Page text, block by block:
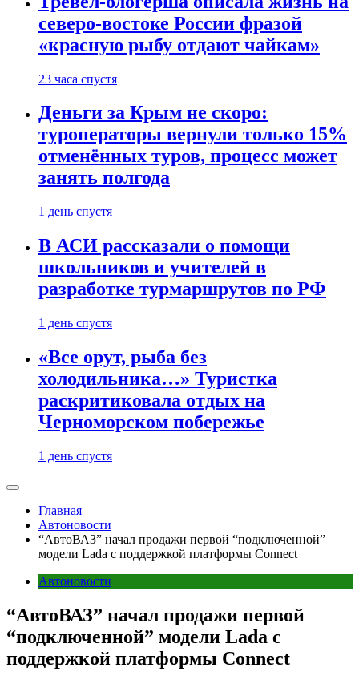
северо-востоке России фразой
«красную рыбу отдают чайкам»
23 часа спустя
Деньги за Крым не скоро:
туроператоры вернули только 15%
отменённых туров, процесс может
занять полгода
1 день спустя
В АСИ рассказали о помощи
школьников и учителей в
разработке турмаршрутов по РФ
1 день спустя
«Все орут, рыба без
холодильника…» Туристка
раскритиковала отдых на
Черноморском побережье
1 день спустя
Главная
Автоновости
“АвтоВАЗ” начал продажи первой “подключенной”
модели Lada с поддержкой платформы Connect
Автоновости
“АвтоВАЗ” начал продажи первой
“подключенной” модели Lada с
поддержкой платформы Connect